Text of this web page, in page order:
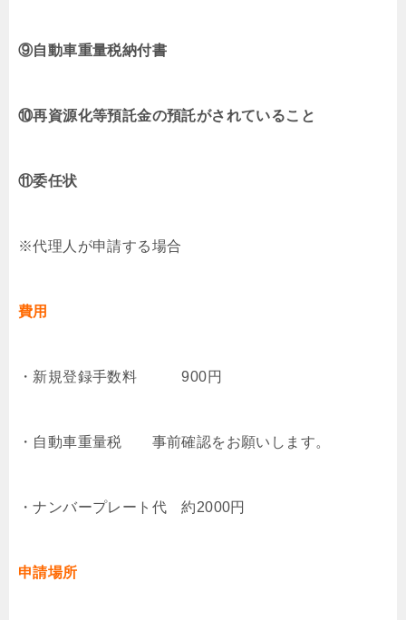
⑨自動車重量税納付書
⑩再資源化等預託金の預託がされていること
⑪委任状
※代理人が申請する場合
費用
・新規登録手数料 900円
・自動車重量税 事前確認をお願いします。
・ナンバープレート代 約2000円
申請場所